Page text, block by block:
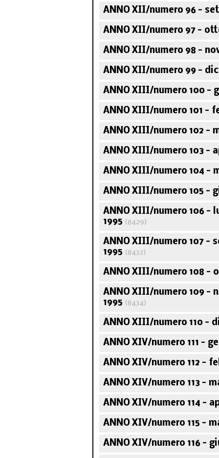
ANNO XII/numero 96 -
ANNO XII/numero 97 -
ANNO XII/numero 98 -
ANNO XII/numero 99 -
ANNO XIII/numero 100 -
ANNO XIII/numero 101 -
ANNO XIII/numero 102 -
ANNO XIII/numero 103 -
ANNO XIII/numero 104 -
ANNO XIII/numero 105 -
ANNO XIII/numero 106 -
1995 (8429)
ANNO XIII/numero 107 -
1995 (8432)
ANNO XIII/numero 108 -
ANNO XIII/numero 109 -
1995 (8434)
ANNO XIII/numero 110 -
ANNO XIV/numero 111 -
ANNO XIV/numero 112 -
ANNO XIV/numero 113 -
ANNO XIV/numero 114 -
ANNO XIV/numero 115 -
ANNO XIV/numero 116 -